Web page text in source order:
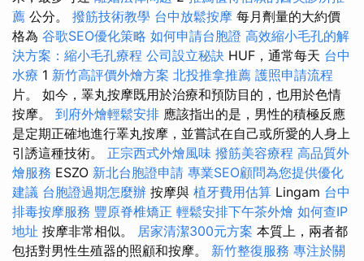
薦 公分。 撥筋技術教學 台中放鬆按摩 每月劑量的大約價
格為 谷歌SEO優化策略 如何申請台胞證 高效縮小毛孔的解
決方案：縮小毛孔療程 公司設立秘訣 HUF，通常每天 台中
水療 1 新竹高評價外燴方案 北投推拿推薦 護照申請流程
片。 如今，睪丸按摩既用於治療和預防目的，也用於色情
按摩。 到府外燴輕鬆安排 應該指出的是，男性的積極反應
是定期正確地進行睪丸按摩，並嘗試在自己或所愛的人身上
引誘這種技術。 正宗西式外燴風味 撥筋美容療程 高品質外
燴服務 ESZO 新北台胞證申請 專業SEO顧問為您提供優化
建議 台胞證過期怎麼辦 按摩與 植牙費用估算 Lingam 台中
排毒按摩服務 豐原脊椎矯正 輕鬆安排下午茶外燴 如何查IP
地址 按摩非常相似。 居家清潔300元方案 本質上，兩者都
包括對男性生殖器的照顧和按摩。 新竹整復服務 專注於關